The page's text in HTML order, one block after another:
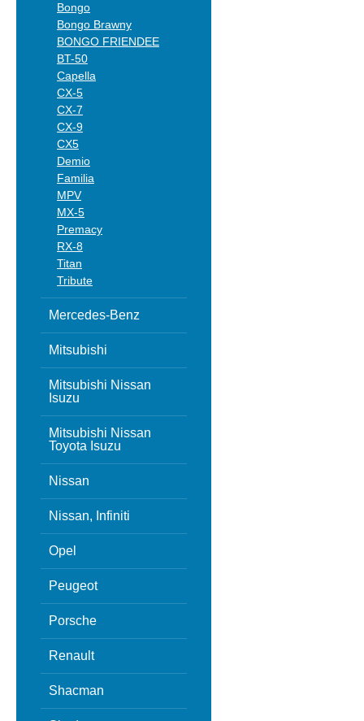
Bongo
Bongo Brawny
BONGO FRIENDEE
BT-50
Capella
CX-5
CX-7
CX-9
CX5
Demio
Familia
MPV
MX-5
Premacy
RX-8
Titan
Tribute
Mercedes-Benz
Mitsubishi
Mitsubishi Nissan
Isuzu
Mitsubishi Nissan
Toyota Isuzu
Nissan
Nissan, Infiniti
Opel
Peugeot
Porsche
Renault
Shacman